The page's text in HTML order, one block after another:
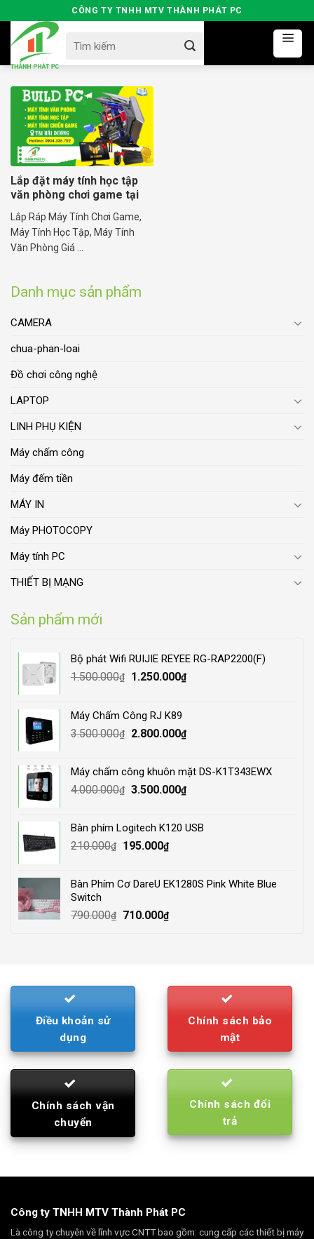
to
content
CÔNG TY TNHH MTV THÀNH PHÁT PC
for:
Danh mục sản phẩm
CAMERA
chua-phan-loai
Đồ chơi công nghệ
LAPTOP
LINH PHỤ KIỆN
Máy chấm công
Máy đếm tiền
MÁY IN
Máy PHOTOCOPY
Máy tính PC
THIẾT BỊ MẠNG
Sản phẩm mới
Bộ phát Wifi RUIJIE REYEE RG-RAP2200(F)
1.500.000₫
Original
1.500.000₫.
1.250.000₫Current
Máy Chấm Công RJ K89
3.500.000₫
Original
3.500.000₫.
2.800.000₫Current
2.800.000₫.
Máy chấm công khuôn mặt DS-K1T343EWX
4.000.000₫ Original
4.000.000₫.
3.500.000₫Current
3.500.000₫.
Bàn phím Logitech K120 USB
210.000₫
Original
210.000₫.
195.000₫Current
195.000₫.
Bàn Phím Cơ DareU EK1280S Pink White Blue
Switch
790.000₫
Original
710.000₫Current
Lắp đặt máy tính học tập
văn phòng chơi game tại
Hải Dương
Lắp Ráp Máy Tính Chơi Game,
Máy Tính Học Tập, Máy Tính
Văn Phòng Giá ...
Điều khoản sử
dụng
Chính sách bảo
mật
Chính sách vận
chuyển
Chính sách đổi
trả
Công ty TNHH MTV Thành Phát PC
Là công ty chuyên về lĩnh vực CNTT bao gồm: cung cấp các thiết bị máy